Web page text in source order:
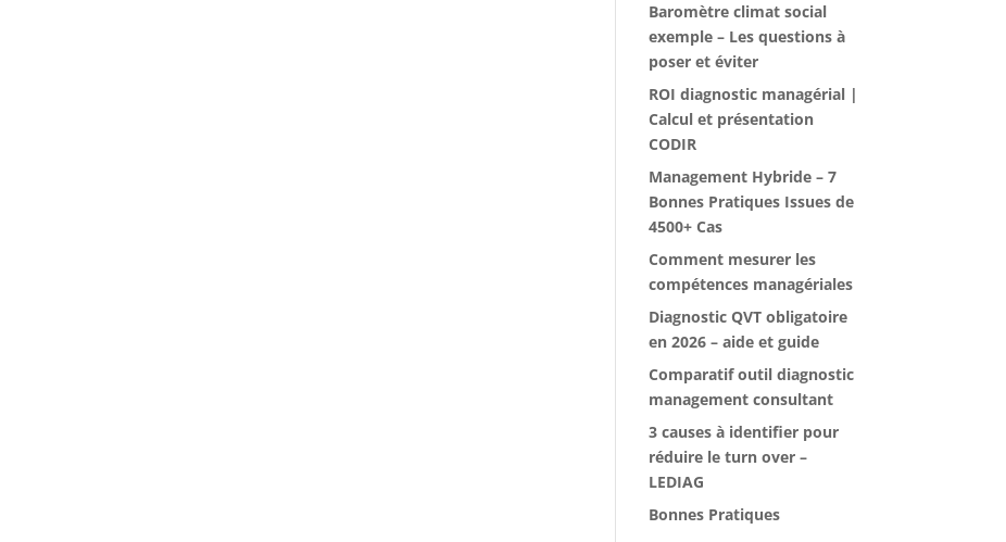
Baromètre climat social
exemple – Les questions à
poser et éviter
ROI diagnostic managérial |
Calcul et présentation
CODIR
Management Hybride – 7
Bonnes Pratiques Issues de
4500+ Cas
Comment mesurer les
compétences managériales
Diagnostic QVT obligatoire
en 2026 – aide et guide
Comparatif outil diagnostic
management consultant
3 causes à identifier pour
réduire le turn over –
LEDIAG
Bonnes Pratiques